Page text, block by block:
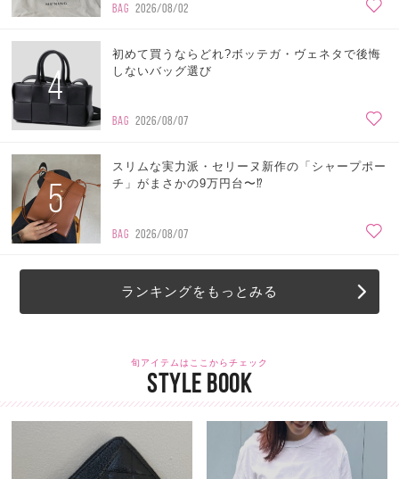
BAG 2026/08/02
4
初めて買うならどれ?ボッテガ・ヴェネタで後悔
しないバッグ選び
BAG 2026/08/07
5
スリムな実力派・セリーヌ新作の「シャープポー
チ」がまさかの9万円台〜⁉
BAG 2026/08/07
ランキングをもっとみる
旬アイテムはここからチェック
STYLE BOOK